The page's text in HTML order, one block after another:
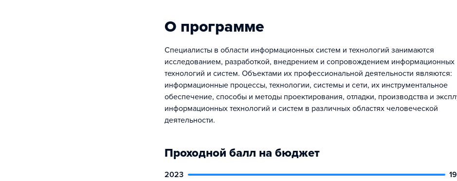
О программе
Специалисты в области информационных систем и технологий занимаются
исследованием, разработкой, внедрением и сопровождением информационных
технологий и систем. Объектами их профессиональной деятельности являются:
информационные процессы, технологии, системы и сети, их инструментальное
обеспечение, способы и методы проектирования, отладки, производства и
информационных технологий и систем в различных областях человеческой
деятельности.
Проходной балл на бюджет
2023